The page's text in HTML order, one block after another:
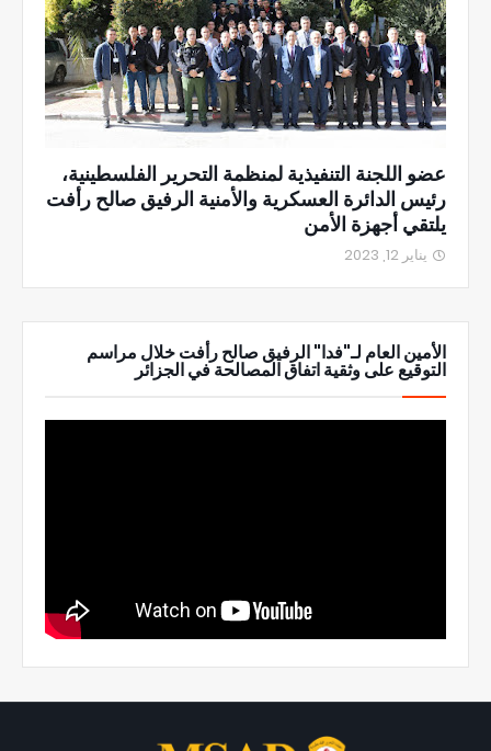
عضو اللجنة التنفيذية لمنظمة التحرير الفلسطينية،
رئيس الدائرة العسكرية والأمنية الرفيق صالح رأفت
يلتقي أجهزة الأمن
يناير 12, 2023
الأمين العام لـ"فدا" الرفيق صالح رأفت خلال مراسم
التوقيع على وثقية اتفاق المصالحة في الجزائر